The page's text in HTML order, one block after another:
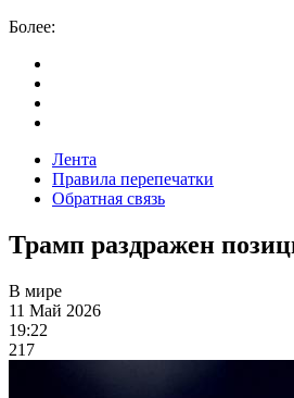
Более:
Лента
Правила перепечатки
Обратная связь
Трамп раздражен
В мире
11 Май 2026
19:22
217